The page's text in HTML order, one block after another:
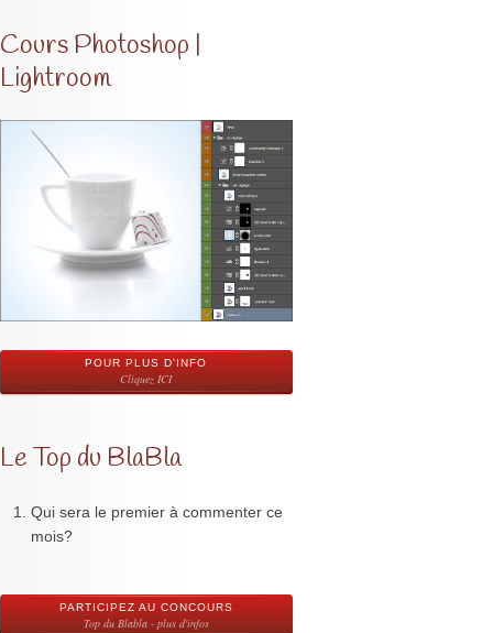
Cours Photoshop |
Lightroom
POUR PLUS D'INFO
Cliquez ICI
Le Top du BlaBla
Qui sera le premier à commenter ce
mois?
PARTICIPEZ AU CONCOURS
Top du Blabla - plus d'infos